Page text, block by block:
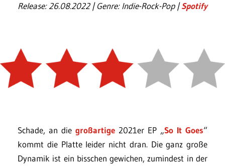
Release: 26.08.2022 | Genre: Indie-Rock-Pop |Spotify
Schade, an die großartige 2021er EP „So It Goes“
kommt die Platte leider nicht dran. Die ganz große
Dynamik ist ein bisschen gewichen, zumindest in der